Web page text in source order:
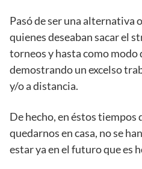
Pasó de ser una alternativa
quienes deseaban sacar el
torneos y hasta como modo
demostrando un excelso
y/o a distancia.
De hecho, en éstos tiempos
quedarnos en casa, no se
estar ya en el futuro que es